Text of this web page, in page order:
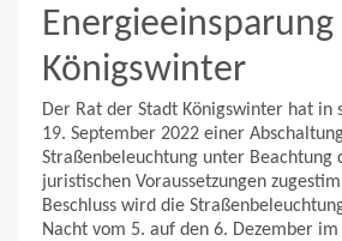
Energieeinsparung
Königswinter
Der Rat der Stadt Königswinter hat in
19. September 2022 einer
Straßenbeleuchtung unter Beachtung
juristischen Voraussetzungen
Beschluss wird die
Nacht vom 5. auf den 6. Dezember